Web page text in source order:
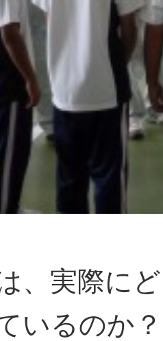
、実際に
いるのか